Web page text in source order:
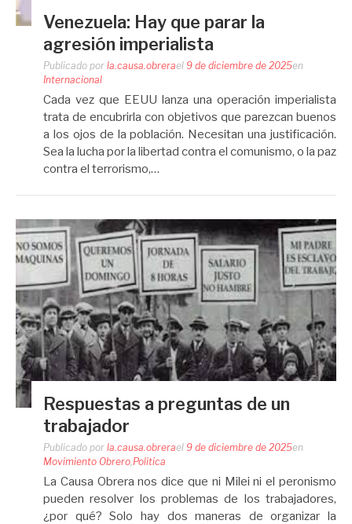
Venezuela: Hay que parar la
agresión imperialista
Publicado por la.causa.obrerael 9 de diciembre de 2025en
Internacional
Cada vez que EEUU lanza una operación imperialista
trata de encubrirla con objetivos que parezcan buenos
a los ojos de la población. Necesitan una justificación.
Sea la lucha por la libertad contra el comunismo, o la paz
contra el terrorismo,…
Respuestas a preguntas de un
trabajador
Publicado por la.causa.obrerael 9 de diciembre de 2025en
Movimiento Obrero Politica
La Causa Obrera nos dice que ni Milei ni el peronismo
pueden resolver los problemas de los trabajadores,
¿por qué? Solo hay dos maneras de organizar la